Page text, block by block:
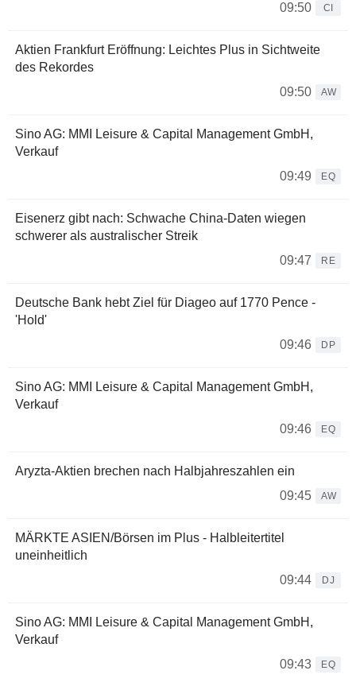
09:50
CI
Aktien Frankfurt Eröffnung: Leichtes Plus in Sichtweite
des Rekordes
09:50
AW
Sino AG: MMI Leisure & Capital Management GmbH,
Verkauf
09:49
EQ
Eisenerz gibt nach: Schwache China-Daten wiegen
schwerer als australischer Streik
09:47
RE
Deutsche Bank hebt Ziel für Diageo auf 1770 Pence -
'Hold'
09:46
DP
Sino AG: MMI Leisure & Capital Management GmbH,
Verkauf
09:46
EQ
Aryzta-Aktien brechen nach Halbjahreszahlen ein
09:45
AW
MÄRKTE ASIEN/Börsen im Plus - Halbleitertitel
uneinheitlich
09:44
DJ
Sino AG: MMI Leisure & Capital Management GmbH,
Verkauf
09:43
EQ